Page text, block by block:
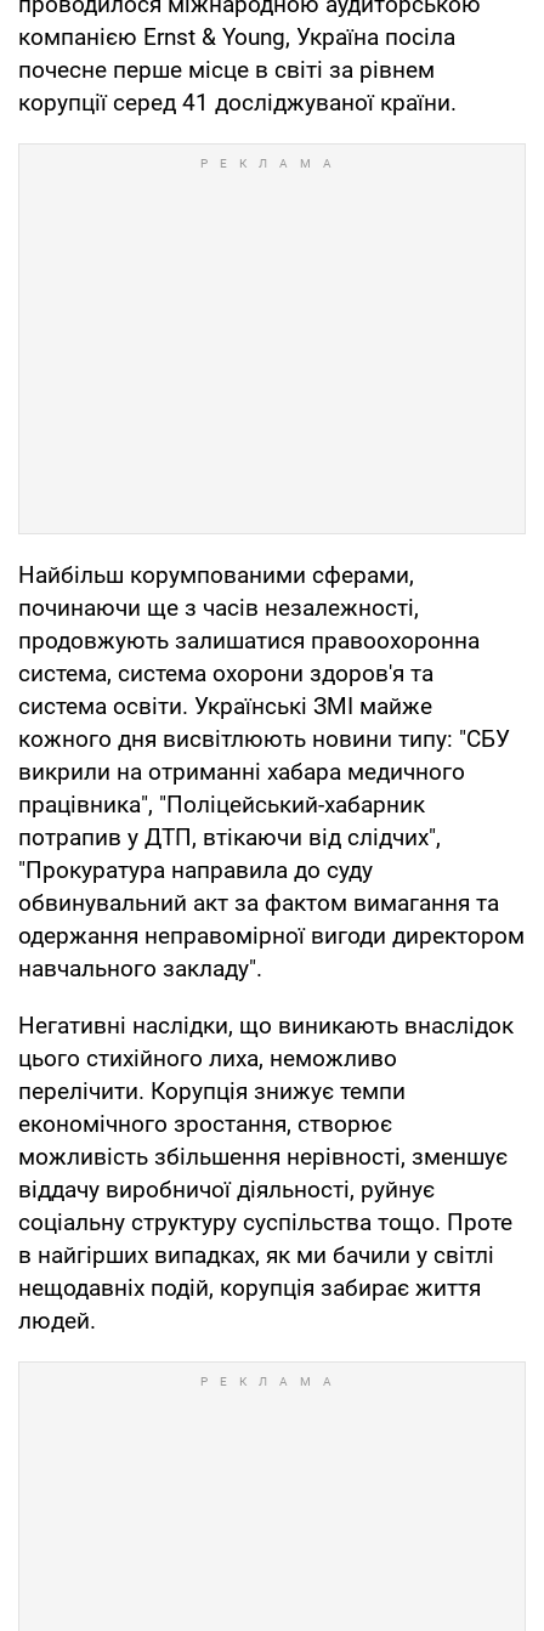
компанією Ernst & Young, Україна посіла
почесне перше місце в світі за рівнем
корупції серед 41 досліджуваної країни.
Найбільш корумпованими сферами,
починаючи ще з часів незалежності,
продовжують залишатися правоохоронна
система, система охорони здоров'я та
система освіти. Українські ЗМІ майже
кожного дня висвітлюють новини типу: "СБУ
викрили на отриманні хабара медичного
працівника", "Поліцейський-хабарник
потрапив у ДТП, втікаючи від слідчих",
"Прокуратура направила до суду
обвинувальний акт за фактом вимагання та
одержання неправомірної вигоди директором
навчального закладу".
Негативні наслідки, що виникають внаслідок
цього стихійного лиха, неможливо
перелічити. Корупція знижує темпи
економічного зростання, створює
можливість збільшення нерівності, зменшує
віддачу виробничої діяльності, руйнує
соціальну структуру суспільства тощо. Проте
в найгірших випадках, як ми бачили у світлі
нещодавніх подій, корупція забирає життя
людей.